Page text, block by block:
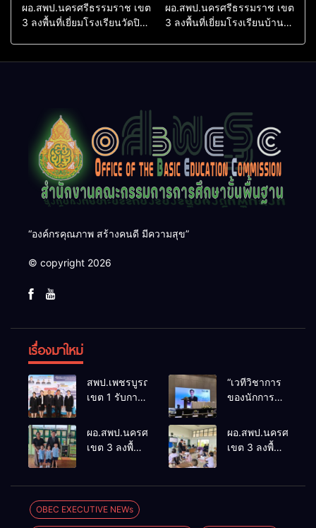
ผอ.สพป.นครศรีธรรมราช เขต
3 ลงพื้นที่เยี่ยมโรงเรียนวัดปิยา
ผอ.สพป.นครศรีธรรมราช เขต
3 ลงพื้นที่เยี่ยมโรงเรียนบ้าน
“องค์กรคุณภาพ สร้างคนดี มีความสุข”
© copyright 2026
เรื่องมาใหม่
สพป.เพชรบูรณ์
เขต 1 รับการ
ประเมินผล
เชิงประจักษ์
ต้นแบบ”
ระดับประเทศ
รุ่นที่ 3 ประจำ
“เวทีวิชาการ
ของนักการ
ThaiCER
International
ผอ.สพป.นครศรีธรรมราช
เขต 3 ลงพื้นที่
ปากพนัง
ผอ.สพป.นครศรีธรร
เขต 3 ลงพื้นที่
OBEC EXECUTIVE NEWs